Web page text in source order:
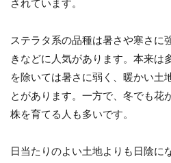
されています。
ステラタ系の品種は暑さや寒さに
きなどに人気があります。本来は
を除いては暑さに弱く、暖かい土
とがあります。一方で、冬でも花
株を育てる人も多いです。
日当たりのよい土地よりも日陰に